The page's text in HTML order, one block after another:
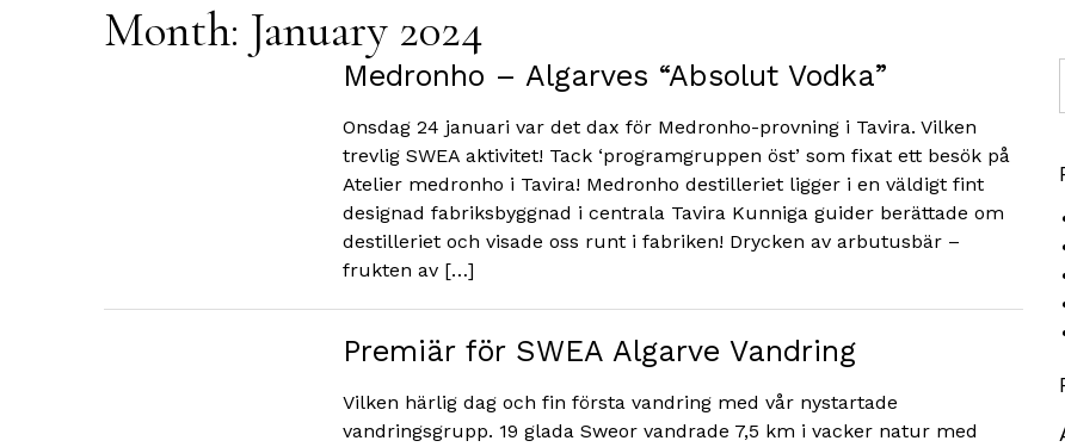
Month: January 2024
Medronho – Algarves “Absolut Vodka”
Onsdag 24 januari var det dax för Medronho-provning i Tavira. Vilken
trevlig SWEA aktivitet! Tack ‘programgruppen öst’ som fixat ett besök på
Atelier medronho i Tavira! Medronho destilleriet ligger i en väldigt fint
designad fabriksbyggnad i centrala Tavira Kunniga guider berättade om
destilleriet och visade oss runt i fabriken! Drycken av arbutusbär –
frukten av […]
Premiär för SWEA Algarve Vandring
Vilken härlig dag och fin första vandring med vår nystartade
vandringsgrupp. 19 glada Sweor vandrade 7,5 km i vacker natur med